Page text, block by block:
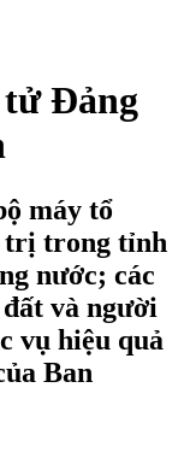
Đảng
máy tổ
trị trong tỉnh
nước; các
và người
vụ hiệu quả
Ban